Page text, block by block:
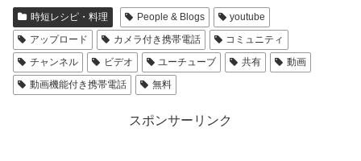
時短レシピ・料理 People & Blogs
youtube
アップロード
カメラ付き携帯電話
コミュニティ
チャンネル
ビデオ ユーチューブ 共有
動画
動画機能付き携帯電話
無料
スポンサーリンク